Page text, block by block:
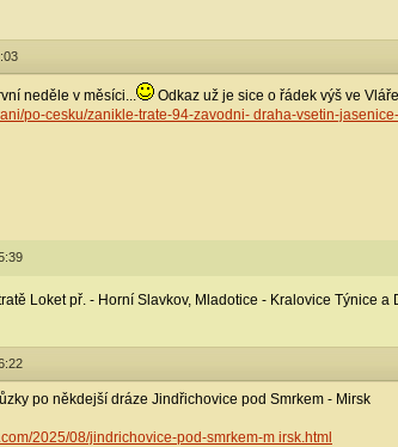
neděle v měsíci...
Odkaz už je sice o řádek výš ve
po-cesku/zanikle-trate-94-zavodni- draha-vsetin-
Loket př. - Horní Slavkov, Mladotice - Kralovice Týnice
po někdejší dráze Jindřichovice pod Smrkem - Mirsk
2025/08/jindrichovice-pod-smrkem-m irsk.html